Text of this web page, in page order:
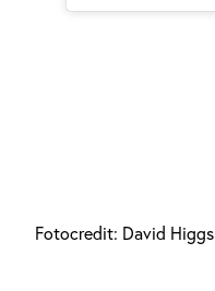
Fotocredit: David Higgs